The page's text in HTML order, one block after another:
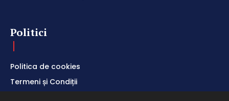
Politici
Politica de cookies
Termeni și Condiții